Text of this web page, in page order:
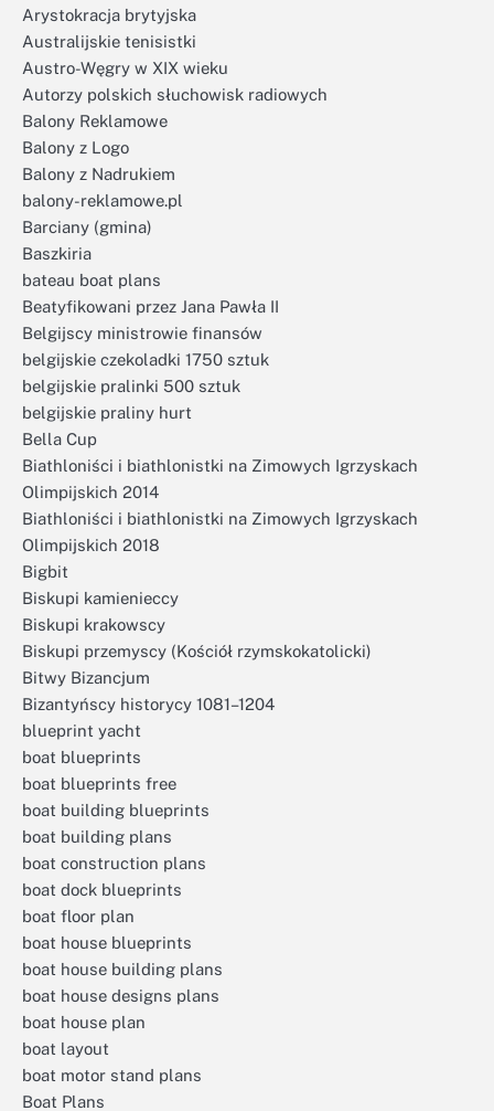
Arystokracja brytyjska
Australijskie tenisistki
Austro-Węgry w XIX wieku
Autorzy polskich słuchowisk radiowych
Balony Reklamowe
Balony z Logo
Balony z Nadrukiem
balony-reklamowe.pl
Barciany (gmina)
Baszkiria
bateau boat plans
Beatyfikowani przez Jana Pawła II
Belgijscy ministrowie finansów
belgijskie czekoladki 1750 sztuk
belgijskie pralinki 500 sztuk
belgijskie praliny hurt
Bella Cup
Biathloniści i biathlonistki na Zimowych Igrzyskach
Olimpijskich 2014
Biathloniści i biathlonistki na Zimowych Igrzyskach
Olimpijskich 2018
Bigbit
Biskupi kamienieccy
Biskupi krakowscy
Biskupi przemyscy (Kościół rzymskokatolicki)
Bitwy Bizancjum
Bizantyńscy historycy 1081–1204
blueprint yacht
boat blueprints
boat blueprints free
boat building blueprints
boat building plans
boat construction plans
boat dock blueprints
boat floor plan
boat house blueprints
boat house building plans
boat house designs plans
boat house plan
boat layout
boat motor stand plans
Boat Plans